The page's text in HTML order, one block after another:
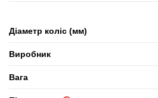
Діаметр коліс (мм)
Виробник
Вага